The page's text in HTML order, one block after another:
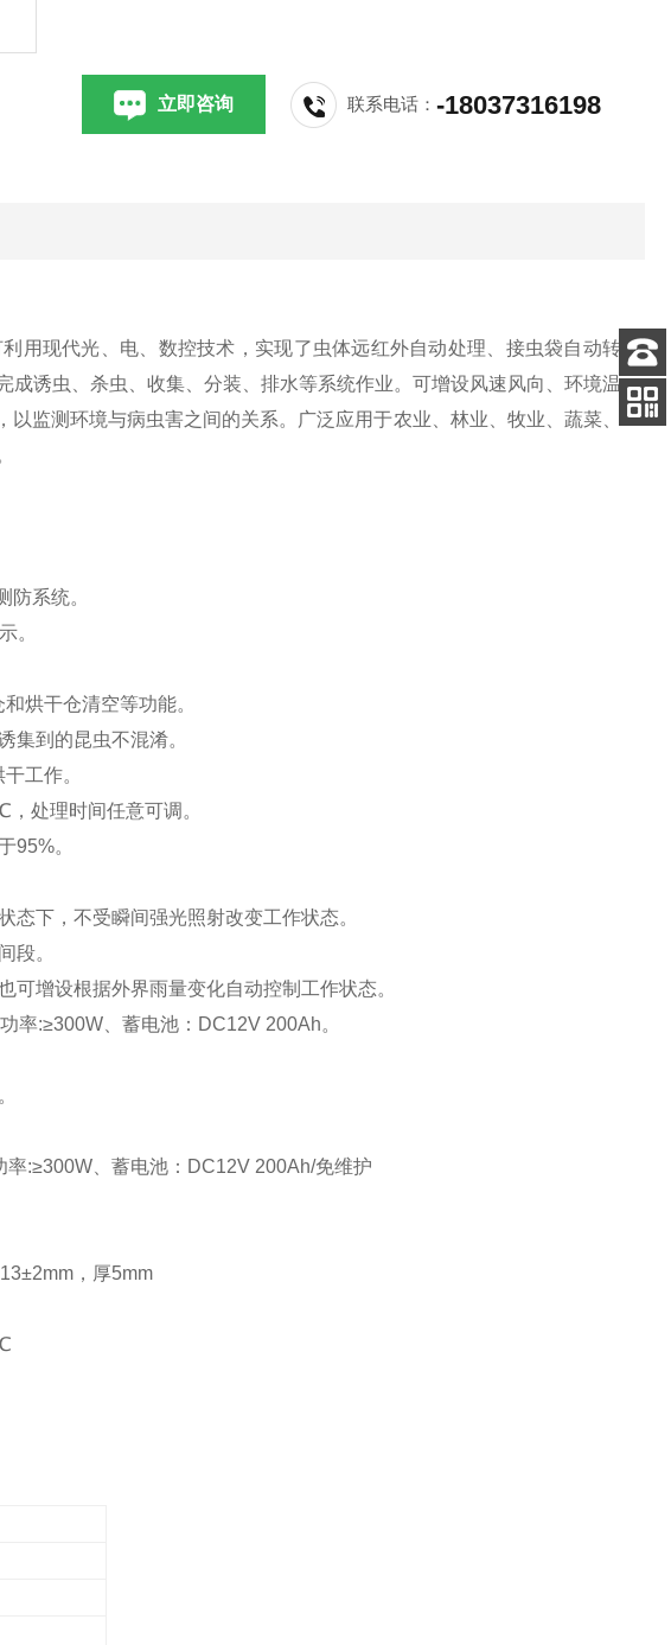
立即咨询 联系电话：-18037316198
用现代光、电、数控技术，实现了虫体远红外自动处理、接虫袋自动转
诱虫、杀虫、收集、分装、排水等系统作业。可增设风速风向、环境温
监测环境与病虫害之间的关系。广泛应用于农业、林业、牧业、蔬菜、
系统。
。
烘干仓清空等功能。
集到的昆虫不混淆。
工作。
处理时间任意可调。
95%。
下，不受瞬间强光照射改变工作状态。
段。
增设根据外界雨量变化自动控制工作状态。
率:≥300W、蓄电池：DC12V 200Ah。
率:≥300W、蓄电池：DC12V 200Ah/免维护
，厚5mm
客服
电话